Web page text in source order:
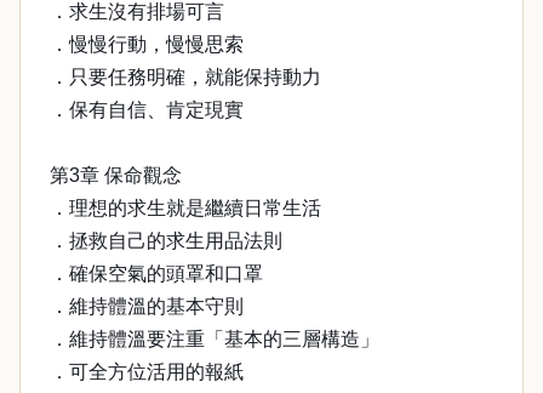
．求生沒有排場可言
．慢慢行動，慢慢思索
．只要任務明確，就能保持動力
．保有自信、肯定現實
第3章 保命觀念
．理想的求生就是繼續日常生活
．拯救自己的求生用品法則
．確保空氣的頭罩和口罩
．維持體溫的基本守則
．維持體溫要注重「基本的三層構造」
．可全方位活用的報紙